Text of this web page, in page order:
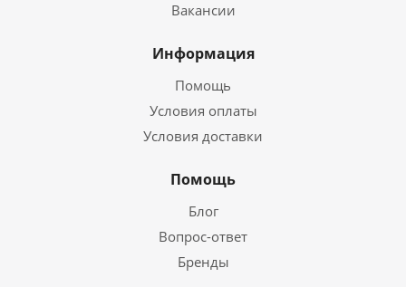
Вакансии
Информация
Помощь
Условия оплаты
Условия доставки
Помощь
Блог
Вопрос-ответ
Бренды